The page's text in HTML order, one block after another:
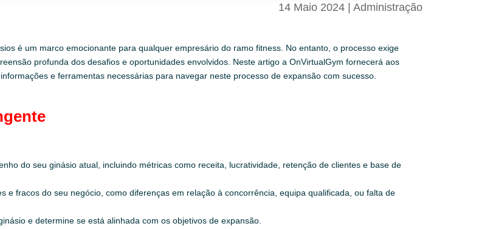
14 Maio 2024| Administração
é um marco emocionante para qualquer empresário do ramo fitness. No entanto, o processo exige
profunda dos desafios e oportunidades envolvidos. Neste artigo a OnVirtualGym fornecerá aos
e ferramentas necessárias para navegar neste processo de expansão com sucesso.
do seu ginásio atual, incluindo métricas como receita, lucratividade, retenção de clientes e base de
e fracos do seu negócio, como diferenças em relação à concorrência, equipa qualificada, ou falta de
e determine se está alinhada com os objetivos de expansão.